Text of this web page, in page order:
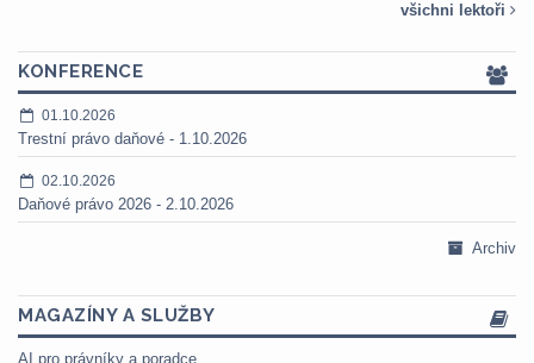
všichni lektoři
KONFERENCE
01.10.2026
Trestní právo daňové - 1.10.2026
02.10.2026
Daňové právo 2026 - 2.10.2026
Archiv
MAGAZÍNY A SLUŽBY
AI pro právníky a poradce